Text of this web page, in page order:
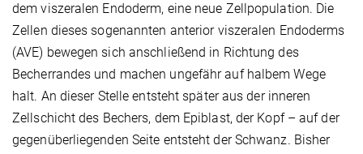
dem viszeralen Endoderm, eine neue Zellpopulation. Die
Zellen dieses sogenannten anterior viszeralen Endoderms
(AVE) bewegen sich anschließend in Richtung des
Becherrandes und machen ungefähr auf halbem Wege
halt. An dieser Stelle entsteht später aus der inneren
Zellschicht des Bechers, dem Epiblast, der Kopf – auf der
gegenüberliegenden Seite entsteht der Schwanz. Bisher